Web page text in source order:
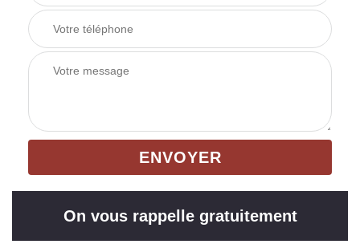
On vous rappelle gratuitement